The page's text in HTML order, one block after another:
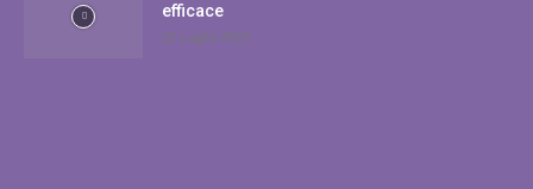
efficace
22 Luglio 2023